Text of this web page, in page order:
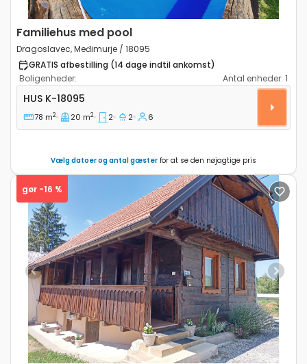
Familiehus med pool
Dragoslavec, Međimurje / 18095
GRATIS afbestilling (14 dage indtil ankomst)
Boligenheder:
Antal enheder: 1
Toværelses hus Dragoslavec, Međimurje K-18095
HUS K-18095
78 m2 20 m2 2 2 6
Vælg datoer og antal gæster for at se den nøjagtige pris
Previous Next
gør -16 %